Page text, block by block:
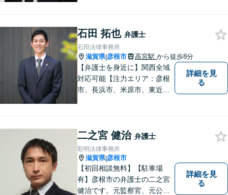
石田 拓也 弁護士
石田法律事務所
滋賀県|彦根市 高宮駅 から徒歩8分
【弁護士を身近に】関西全域
対応可能【注力エリア：彦根
市、長浜市、米原市、東近江
まに、不安を和らげベストな
解決策を提供します「迅速丁
寧」【無料相談有・駐車場完
備】【英語対応可】
詳細を見
る
二之宮 健治 弁護士
彩明法律事務所
滋賀県|彦根市
【初回相談無料】【駐車場
有】彦根市の弁護士の二之宮
健治です。元監察官、元公務
詳細を見
る